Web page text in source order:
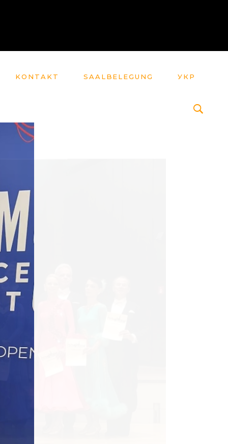
KONTAKT SAALBELEGUNG УКР